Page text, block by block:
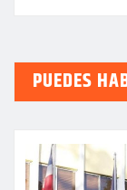
PUEDES